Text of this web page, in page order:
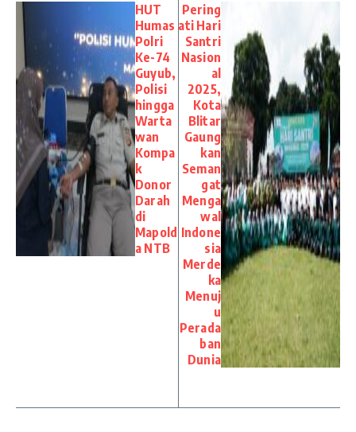
HUT
Humas
Polri
Ke-74
Guyub,
Polisi
hingga
Warta
wan
Kompa
k
Donor
Darah
di
Mapold
a NTB
Pering
ati Hari
Santri
Nasion
al
2025,
Kota
Blitar
Gaung
kan
Seman
gat
Menga
wal
Indone
sia
Merde
ka
Menuj
u
Perada
ban
Dunia